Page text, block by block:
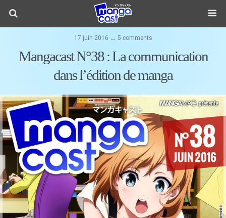
17 juin 2016 ↔ 5 comments
Mangacast N°38 : La communication
dans l’édition de manga